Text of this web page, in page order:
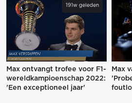
191w geleden
Max ontvangt trofee voor F1-
wereldkampioenschap 2022:
'Een exceptioneel jaar'
Max